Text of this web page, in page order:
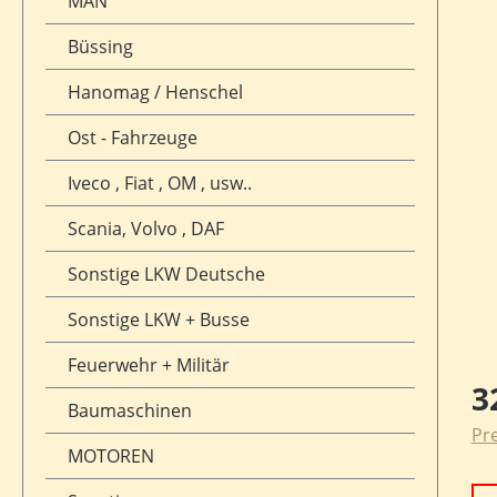
Büssing
Hanomag / Henschel
Ost - Fahrzeuge
Iveco , Fiat , OM , usw..
Scania, Volvo , DAF
Sonstige LKW Deutsche
Sonstige LKW + Busse
Feuerwehr + Militär
Baumaschinen
MOTOREN